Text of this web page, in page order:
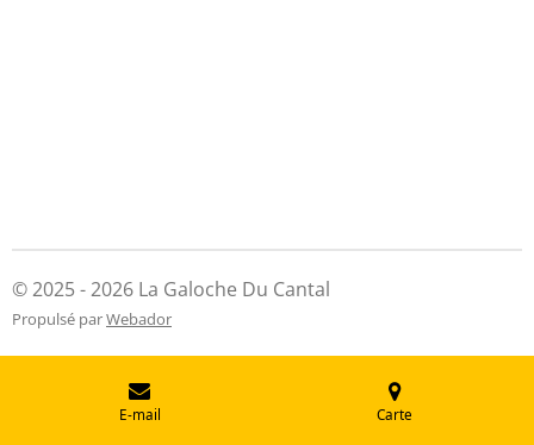
© 2025 - 2026 La Galoche Du Cantal
Propulsé parWebador
E-mail Carte